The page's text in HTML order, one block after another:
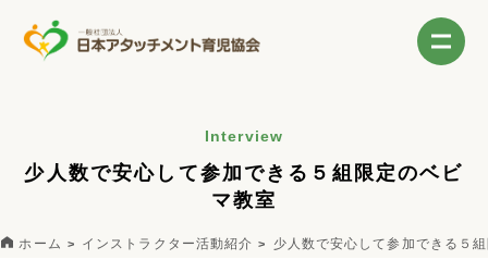
Interview
少人数で安心して参加できる５組限定のベビ
マ教室
ホーム インストラクター活動紹介 少人数で安心して参加できる５